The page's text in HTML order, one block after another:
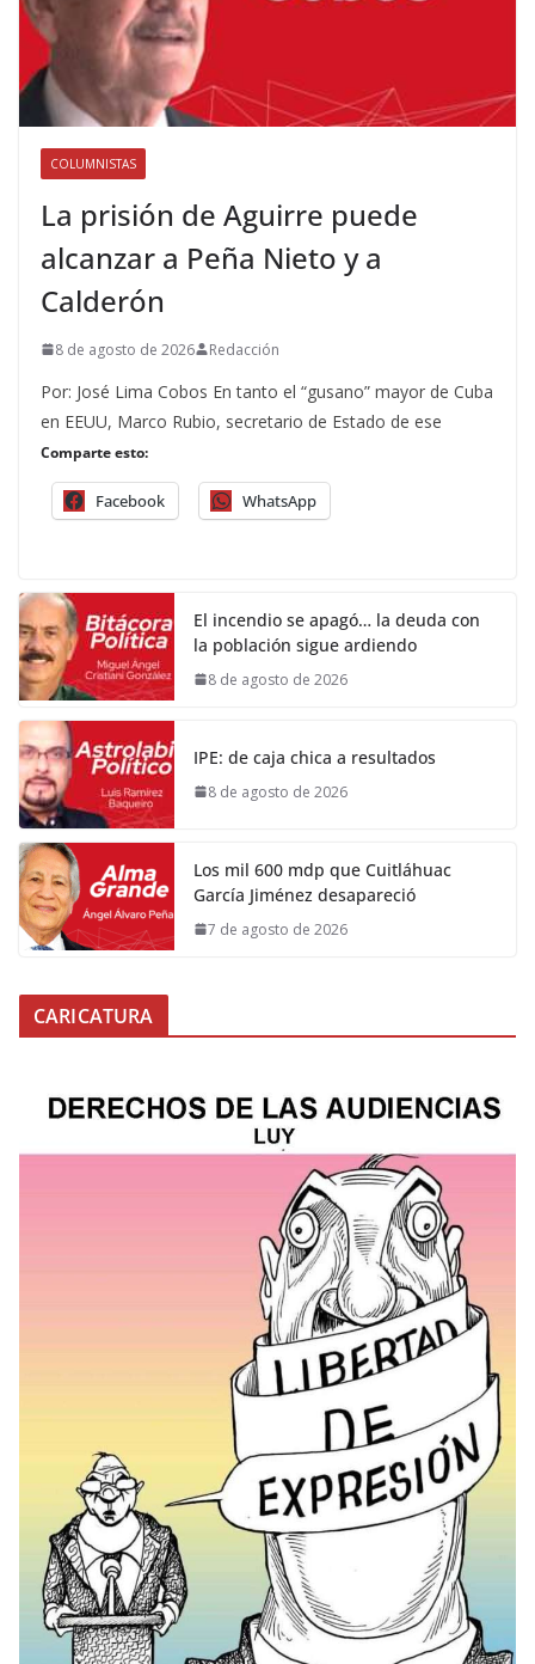
COLUMNISTAS
La prisión de Aguirre puede
alcanzar a Peña Nieto y a
Calderón
8 de agosto de 2026 Redacción
Por: José Lima Cobos En tanto el “gusano” mayor de Cuba
en EEUU, Marco Rubio, secretario de Estado de ese
Comparte esto:
Facebook WhatsApp
El incendio se apagó… la deuda con
la población sigue ardiendo
8 de agosto de 2026
IPE: de caja chica a resultados
8 de agosto de 2026
Los mil 600 mdp que Cuitláhuac
García Jiménez desapareció
7 de agosto de 2026
CARICATURA